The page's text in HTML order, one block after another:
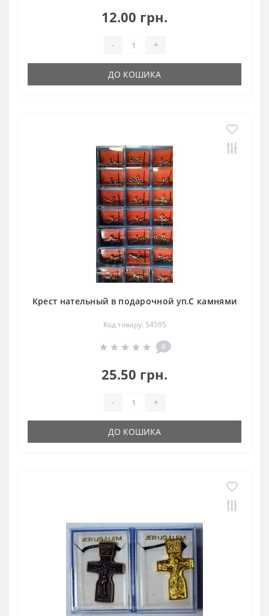
12.00 грн.
- +
ДО КОШИКА
Крест нательный в подарочной уп.С камнями
Код товару: 54595
0
25.50 грн.
- +
ДО КОШИКА